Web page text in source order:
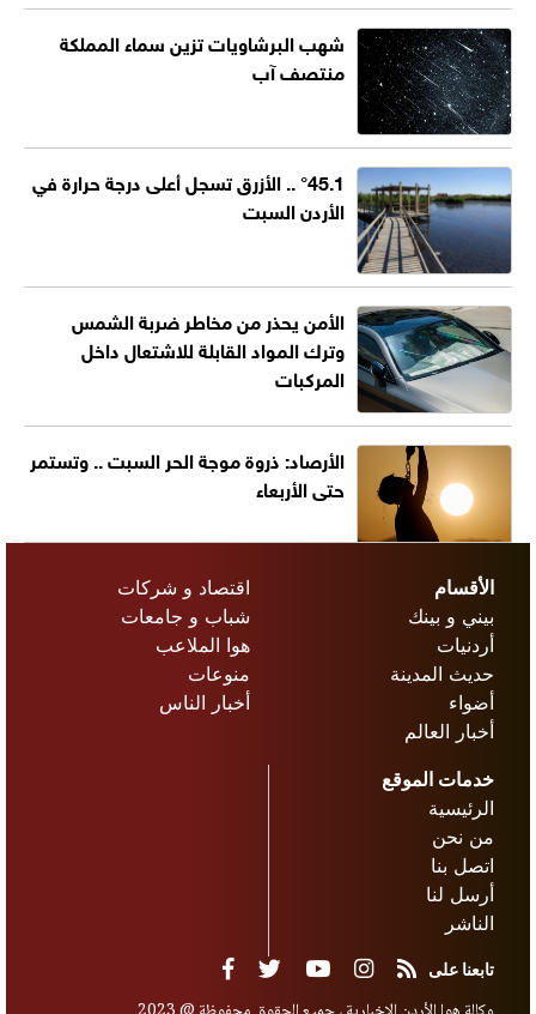
شهب البرشاويات تزين سماء المملكة
منتصف آب
°45.1 .. الأزرق تسجل أعلى درجة حرارة في
الأردن السبت
الأمن يحذر من مخاطر ضربة الشمس
وترك المواد القابلة للاشتعال داخل
المركبات
الأرصاد: ذروة موجة الحر السبت .. وتستمر
حتى الأربعاء
الأقسام
بيني و بينك
أردنيات
حديث المدينة
أضواء
أخبار العالم
اقتصاد و شركات
شباب و جامعات
هوا الملاعب
منوعات
أخبار الناس
خدمات الموقع
الرئيسية
من نحن
اتصل بنا
أرسل لنا
الناشر
تابعنا على